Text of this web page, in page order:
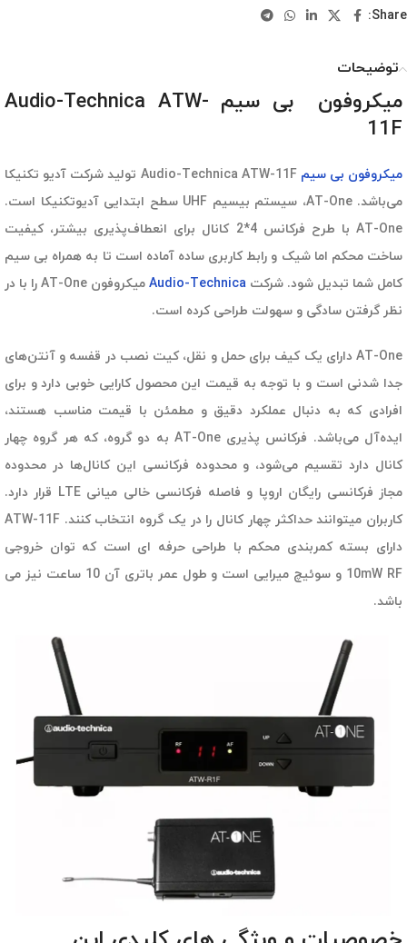
Share:
توضیحات
میکروفون بی سیم Audio-Technica ATW-
11F
میکروفون بی سیم
Audio-Technica ATW-11F تولید شرکت آدیو تکنیکا
می‌باشد. AT-One، سیستم بیسیم UHF سطح ابتدایی آدیوتکنیکا است.
AT-One با طرح فرکانس 4*2 کانال برای انعطاف‌پذیری بیشتر، کیفیت
ساخت محکم اما شیک و رابط کاربری ساده آماده است تا به همراه بی سیم
کامل شما تبدیل شود. شرکت Audio-Technica
میکروفون AT-One را با در
نظر گرفتن سادگی و سهولت طراحی کرده است.
AT-One دارای یک کیف برای حمل و نقل، کیت نصب در قفسه و آنتن‌های
جدا شدنی است و با توجه به قیمت این محصول کارایی خوبی دارد و برای
افرادی که به دنبال عملکرد دقیق و مطمئن با قیمت مناسب هستند،
ایده‌آل می‌باشد.
فرکانس پذیری AT-One به دو گروه، که هر گروه چهار
کانال دارد تقسیم می‌شود، و محدوده فرکانسی این کانال‌ها در محدوده
مجاز فرکانسی رایگان اروپا و فاصله فرکانسی خالی میانی LTE قرار دارد.
کاربران میتوانند حداکثر چهار کانال را در یک گروه انتخاب کنند. ATW-11F
دارای بسته کمربندی محکم با طراحی حرفه ای است که توان خروجی
10mW RF و سوئیچ میرایی است و طول عمر باتری آن 10 ساعت نیز می
باشد.